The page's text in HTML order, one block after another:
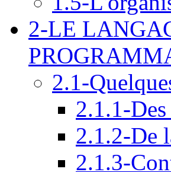
2-LE
2.1-
2.1.1-
2.1.2-De
2.1.3-